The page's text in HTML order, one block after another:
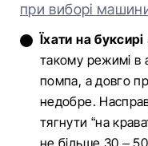
при виборі
Їхати на
такому режимі в
помпа, а довго
недобре.
тягнути “на
не більше 30 –